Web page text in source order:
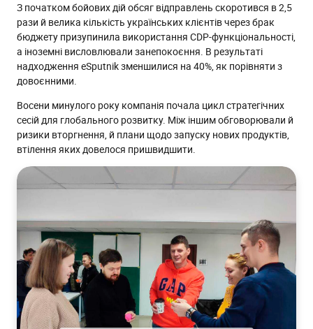
З початком бойових дій обсяг відправлень скоротився в 2,5
рази й велика кількість українських клієнтів через брак
бюджету призупинила використання CDP-функціональності,
а іноземні висловлювали занепокоєння. В результаті
надходження eSputnik зменшилися на 40%, як порівняти з
довоєнними.
Восени минулого року компанія почала цикл стратегічних
сесій для глобального розвитку. Між іншим обговорювали й
ризики вторгнення, й плани щодо запуску нових продуктів,
втілення яких довелося пришвидшити.